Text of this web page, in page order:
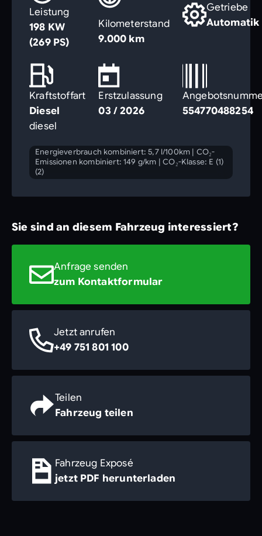
Leistung
198 KW
(269 PS)
Kilometerstand
9.000 km
Getriebe
Automatik
Kraftstoffart
Diesel
Erstzulassung
03 / 2026
554770488254
diesel
Energieverbrauch kombiniert: 5,7 l/100km | CO₂-
Emissionen kombiniert: 149 g/km |CO₂-Klasse: E (1)
(2)
Sie sind an diesem Fahrzeug interessiert?
Anfrage senden
zum Kontaktformular
Jetzt anrufen
+49 751 801 100
Teilen
Fahrzeug teilen
Fahrzeug Exposé
jetzt PDF herunterladen